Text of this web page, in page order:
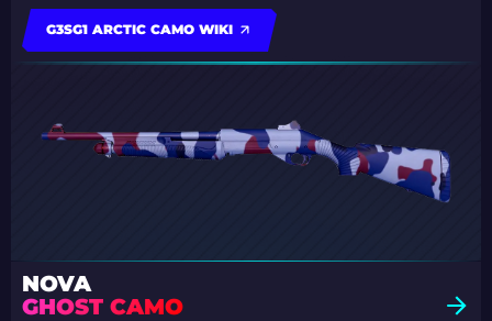
G3SG1 ARCTIC CAMO WIKI
NOVA
GHOST CAMO